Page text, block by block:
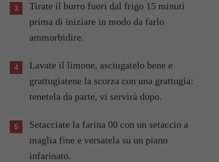
Tirate il burro fuori dal frigo 15 minuti
prima di iniziare in modo da farlo
ammorbidire.
Lavate il limone, asciugatelo bene e
grattugiatene la scorza con una grattugia:
tenetela da parte, vi servirà dopo.
Setacciate la farina 00 con un setaccio a
maglia fine e versatela su un piano
infarinato.